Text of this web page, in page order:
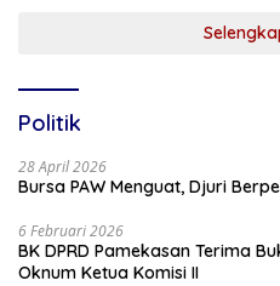
Politik
28 April 2026
Bursa PAW Menguat, Djuri
6 Februari 2026
BK DPRD Pamekasan Terima
Oknum Ketua Komisi II